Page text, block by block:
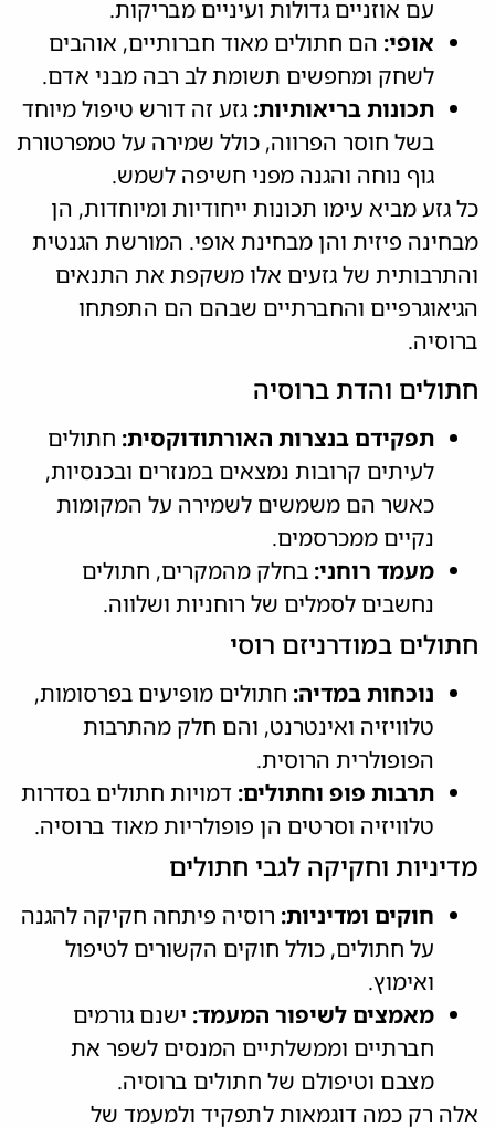
עם אוזניים גדולות ועיניים מבריקות.
אופי: הם חתולים מאוד חברותיים, אוהבים
לשחק ומחפשים תשומת לב רבה מבני אדם.
תכונות בריאותיות: גזע זה דורש טיפול מיוחד
בשל חוסר הפרווה, כולל שמירה על טמפרטורת
גוף נוחה והגנה מפני חשיפה לשמש.
כל גזע מביא עימו תכונות ייחודיות ומיוחדות, הן
מבחינה פיזית והן מבחינת אופי. המורשת הגנטית
והתרבותית של גזעים אלו משקפת את התנאים
הגיאוגרפיים והחברתיים שבהם הם התפתחו
ברוסיה.
חתולים והדת ברוסיה
תפקידם בנצרות האורתודוקסית: חתולים
לעיתים קרובות נמצאים במנזרים ובכנסיות,
כאשר הם משמשים לשמירה על המקומות
נקיים ממכרסמים.
מעמד רוחני: בחלק מהמקרים, חתולים
נחשבים לסמלים של רוחניות ושלווה.
חתולים במודרניזם רוסי
נוכחות במדיה: חתולים מופיעים בפרסומות,
טלוויזיה ואינטרנט, והם חלק מהתרבות
הפופולרית הרוסית.
תרבות פופ וחתולים: דמויות חתולים בסדרות
טלוויזיה וסרטים הן פופולריות מאוד ברוסיה.
מדיניות וחקיקה לגבי חתולים
חוקים ומדיניות: רוסיה פיתחה חקיקה להגנה
על חתולים, כולל חוקים הקשורים לטיפול
ואימוץ.
מאמצים לשיפור המעמד: ישנם גורמים
חברתיים וממשלתיים המנסים לשפר את
מצבם וטיפולם של חתולים ברוסיה.
אלה רק כמה דוגמאות לתפקיד ולמעמד של